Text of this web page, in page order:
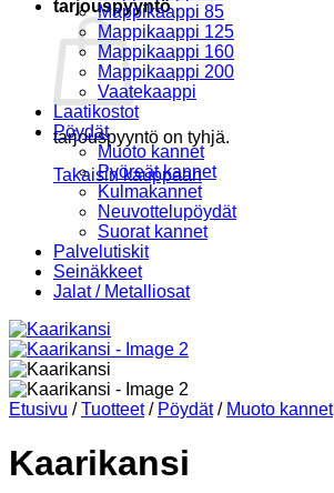
tarjouspyyntö
tarjouspyyntö on tyhjä.
Takaisin kauppaan
Mappikaappi 85
Mappikaappi 125
Mappikaappi 160
Mappikaappi 200
Vaatekaappi
Laatikostot
Pöydät
Muoto kannet
Pyöreät kannet
Kulmakannet
Neuvottelupöydät
Suorat kannet
Palvelutiskit
Seinäkkeet
Jalat / Metalliosat
Etusivu / Tuotteet / Pöydät / Muoto kannet
Kaarikansi